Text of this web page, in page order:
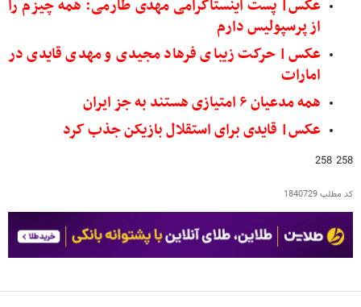
عکس| پست اینستاگرامی مهدی طارمی: همه چیزم را
از پرسپولیس دارم
عکس‌| حرکت زیبای فرهاد مجیدی و مهدی قایدی در
امارات
همه مدعیان ۶ امتیازی هستند به جز ایران
عکس| قایدی برای استقلال بازیکن جذب کرد
258 258
کد مطلب1840729